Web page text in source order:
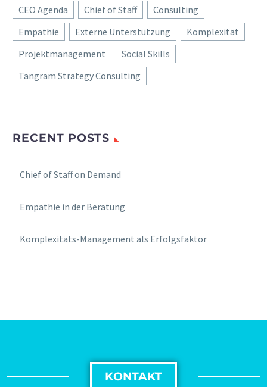
CEO Agenda Chief of Staff
Consulting
Empathie
Externe Unterstützung
Komplexität
Projektmanagement
Social Skills
Tangram Strategy Consulting
RECENT POSTS
Chief of Staff on Demand
Empathie in der Beratung
Komplexitäts-Management als Erfolgsfaktor
KONTAKT